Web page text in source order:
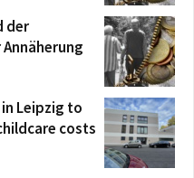
der
Leipzig to
costs